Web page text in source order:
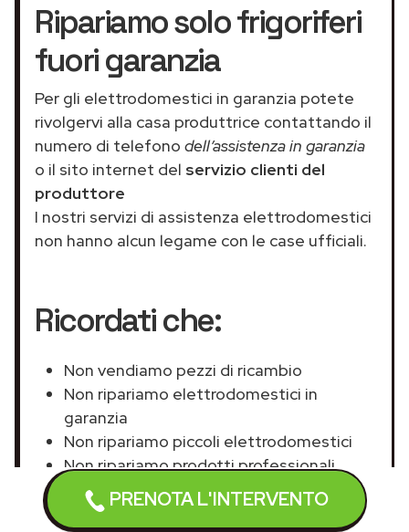
PRENOTA L'INTERVENTO
Ripariamo solo frigoriferi
fuori garanzia
Per gli elettrodomestici in garanzia potete
rivolgervi alla casa produttrice contattando il
numero di telefono dell’assistenza in garanzia
o il sito internet del servizio clienti del
produttore
I nostri servizi di assistenza elettrodomestici
non hanno alcun legame con le case ufficiali.
Ricordati che:
Non vendiamo pezzi di ricambio
Non ripariamo elettrodomestici in
garanzia
Non ripariamo piccoli elettrodomestici
Non ripariamo prodotti professionali